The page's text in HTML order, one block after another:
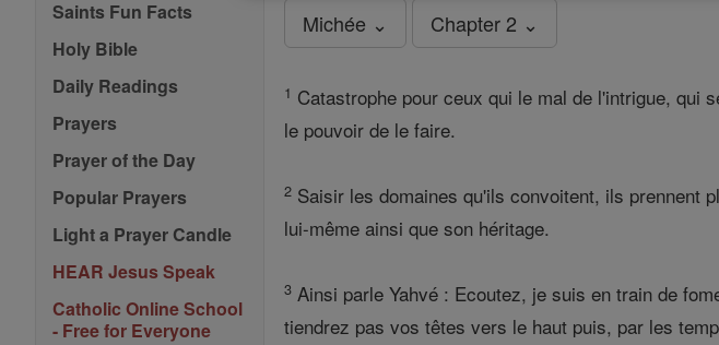
Saints Fun Facts
Holy Bible
Daily Readings
Prayers
Prayer of the Day
Popular Prayers
Light a Prayer Candle
HEAR Jesus Speak
Catholic Online School
- Free for Everyone
Michée ⌄ Chapter 2 ⌄
1 Catastrophe pour ceux qui le mal de l'intrigue, qui
le pouvoir de le faire.
2 Saisir les domaines qu'ils convoitent, ils prennent
lui-même ainsi que son héritage.
3 Ainsi parle Yahvé : Ecoutez, je suis en train de
tiendrez pas vos têtes vers le haut puis, par les